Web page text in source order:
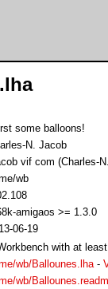
some balloons!
N. Jacob
vif com (Charles-
wb
amigaos >= 1.3.0
06-19
with at
wb/Ballounes.lha-
wb/